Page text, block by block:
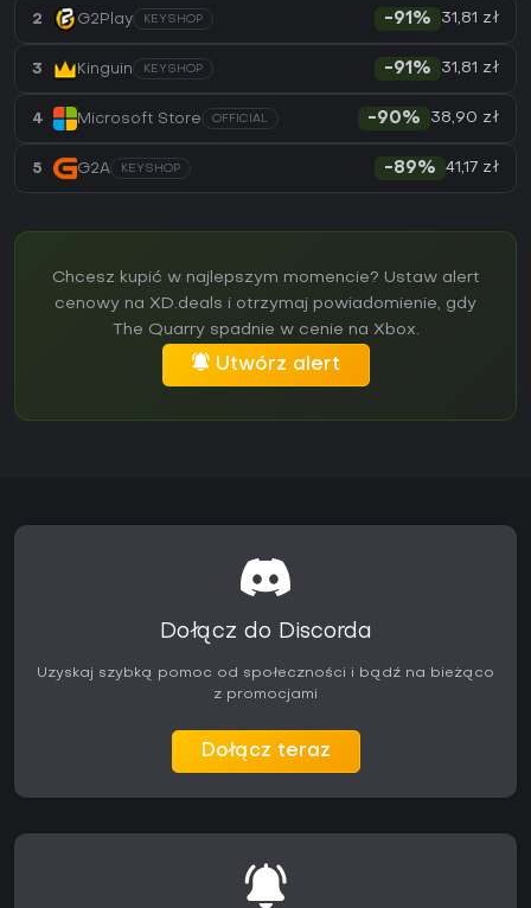
2 G2Play KEYSHOP -91% 31,81 zł
3 Kinguin KEYSHOP -91% 31,81 zł
4 Microsoft Store OFFICIAL -90% 38,90 zł
5 G2A KEYSHOP -89% 41,17 zł
Chcesz kupić w najlepszym momencie? Ustaw alert
cenowy na XD.deals i otrzymaj powiadomienie, gdy
The Quarry spadnie w cenie na Xbox.
Utwórz alert
Dołącz do Discorda
Uzyskaj szybką pomoc od społeczności i bądź na bieżąco
z promocjami
Dołącz teraz